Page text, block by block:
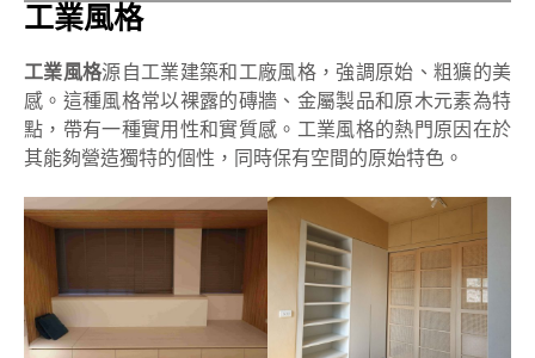
工業風格
工業風格源自工業建築和工廠風格，強調原始、粗獷的美
感。這種風格常以裸露的磚牆、金屬製品和原木元素為特
點，帶有一種實用性和實質感。工業風格的熱門原因在於
其能夠營造獨特的個性，同時保有空間的原始特色。